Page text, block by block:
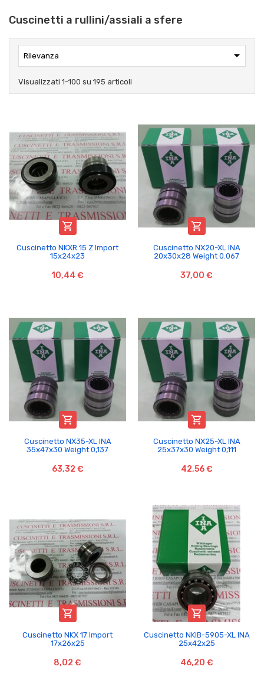
Cuscinetti a rullini/assiali a sfere
Rilevanza 
Visualizzati 1-100 su 195 articoli

Cuscinetto NKXR 15 Z Import
15x24x23
10,44 €

Cuscinetto NX20-XL INA
20x30x28 Weight 0.067
37,00 €

Cuscinetto NX35-XL INA
35x47x30 Weight 0,137
63,32 €

Cuscinetto NX25-XL INA
25x37x30 Weight 0,111
42,56 €

Cuscinetto NKX 17 Import
17x26x25
8,02 €

Cuscinetto NKIB-5905-XL INA
25x42x25
46,20 €